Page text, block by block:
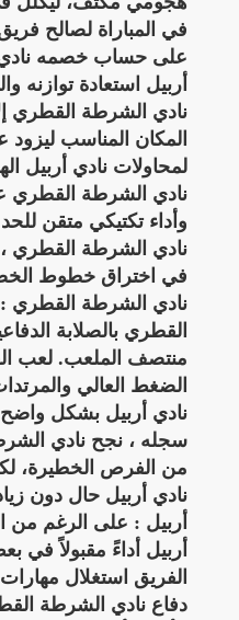
في المباراة لصالح
على حساب خصمه نادي
أربيل استعادة
نادي الشرطة القطري
المكان المناسب
لمحاولات نادي أربيل
نادي الشرطة القطري
وأداء تكتيكي متقن
نادي الشرطة القطري ،
في اختراق خطوط
نادي الشرطة القطري :
القطري بالصلابة
منتصف الملعب. لعب
الضغط العالي
نادي أربيل بشكل
سجله ، نجح نادي
من الفرص الخطيرة،
نادي أربيل حال دون
أربيل : على الرغم من
أربيل أداءً مقبولاً في
الفريق استغلال
دفاع نادي الشرطة